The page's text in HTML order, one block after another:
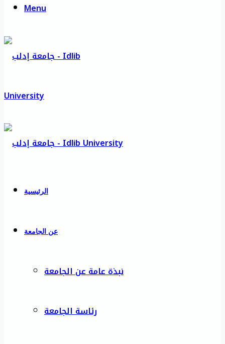
Menu
الرئيسية
عن الجامعة
نبذة عامة عن الجامعة
رئاسة الجامعة